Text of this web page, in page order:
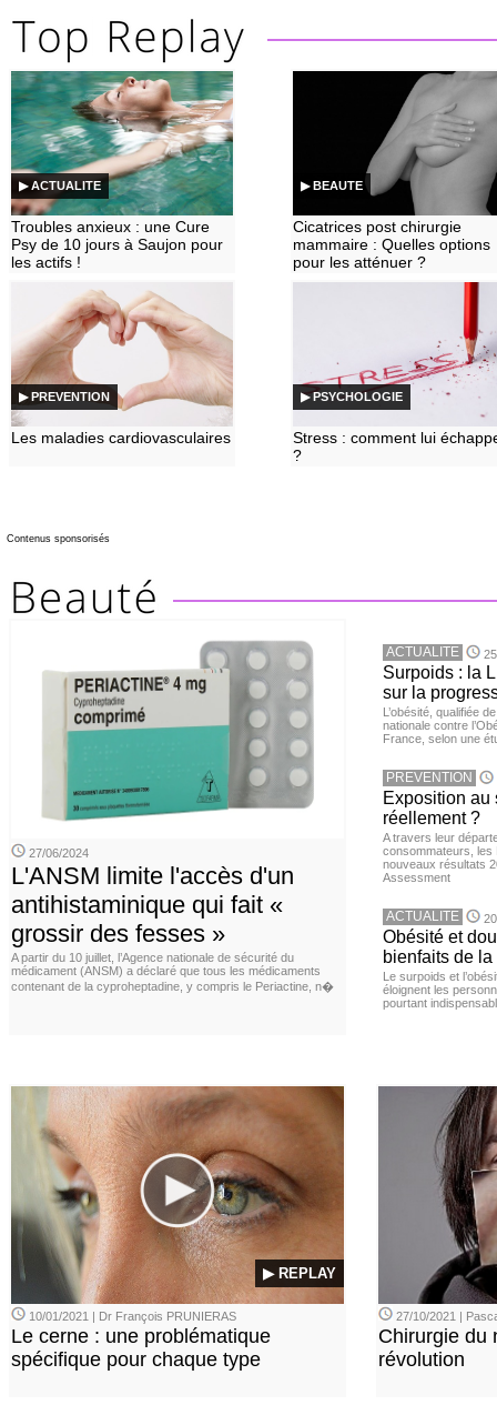
▶ ACTUALITE
Troubles anxieux : une Cure
Psy de 10 jours à Saujon pour
les actifs !
▶ BEAUTE
Cicatrices post chirurgie
mammaire : Quelles options
pour les atténuer ?
▶ PREVENTION
Les maladies cardiovasculaires
▶ PSYCHOLOGIE
Stress : comment lui
?
Contenus sponsorisés
27/06/2024
L'ANSM limite l'accès d'un
antihistaminique qui fait «
grossir des fesses »
A partir du 10 juillet, l’Agence nationale de sécurité du
médicament (ANSM) a déclaré que tous les médicaments
contenant de la cyproheptadine, y compris le Periactine, n�
ACTUALITE
Surpoids : la
sur la
L’obésité, qualifiée
nationale contre
France, selon une
PREVENTION
Exposition au
réellement ?
A travers leur
consommateurs, les
nouveaux résultats
Assessment
ACTUALITE
Obésité et
bienfaits de
Le surpoids et
éloignent les
pourtant
▶ REPLAY
10/01/2021 | Dr François PRUNIERAS
Le cerne : une problématique
spécifique pour chaque type
27/10/2021 |
Chirurgie du
révolution